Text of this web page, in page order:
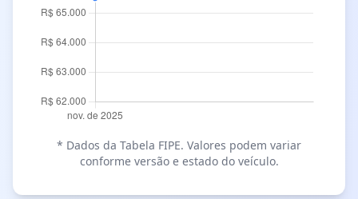
* Dados da Tabela FIPE. Valores podem variar
conforme versão e estado do veículo.